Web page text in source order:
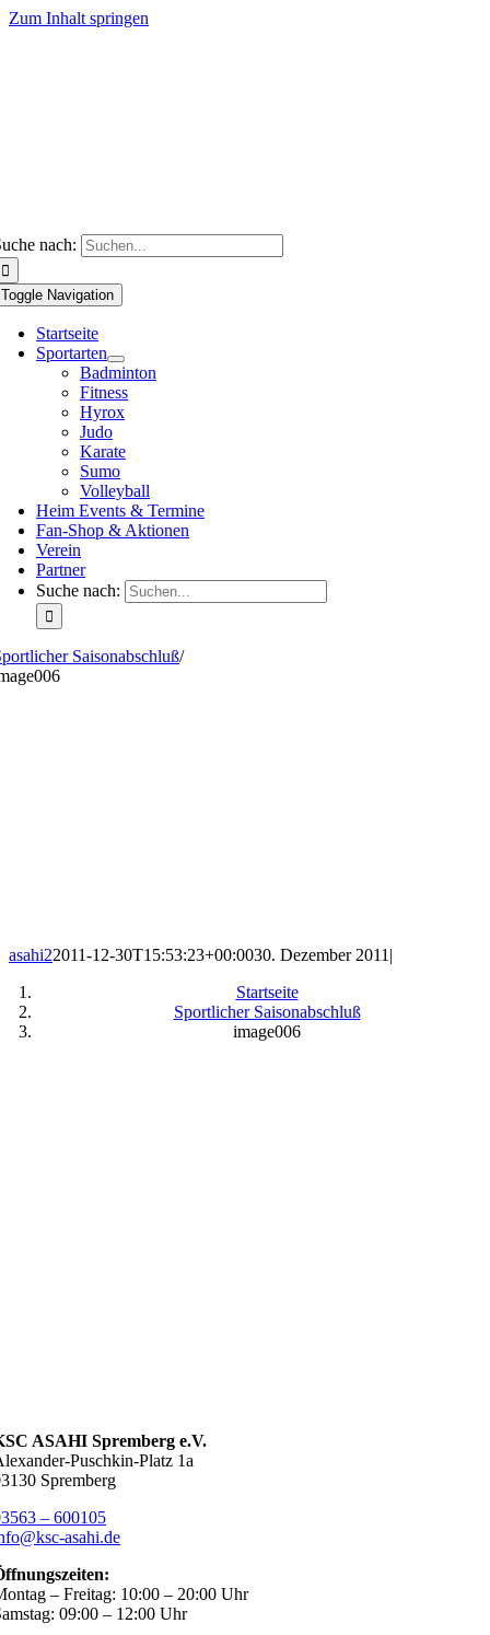
Zum Inhalt springen
nach:
Toggle Navigation
Startseite
Sportarten
Badminton
Fitness
Hyrox
Judo
Karate
Sumo
Volleyball
Heim Events & Termine
Fan-Shop & Aktionen
Verein
Partner
Suche nach:
Saisonabschluß/
asahi22011-12-30T15:53:23+00:0030. Dezember 2011 |
Startseite
Sportlicher Saisonabschluß
image006
ASAHI Spremberg e.V.
Puschkin-Platz 1a
Spremberg
– 600105
asahi.de
– Freitag: 10:00 – 20:00 Uhr
09:00 – 12:00 Uhr